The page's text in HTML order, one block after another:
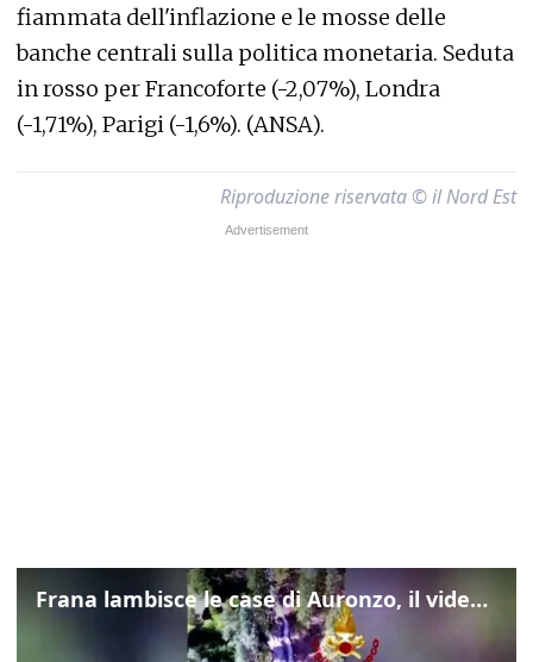
fiammata dell'inflazione e le mosse delle
banche centrali sulla politica monetaria. Seduta
in rosso per Francoforte (-2,07%), Londra
(-1,71%), Parigi (-1,6%). (ANSA).
Riproduzione riservata © il Nord Est
Frana lambisce le case di Auronzo, il video dall'elicottero dei vigili del fuoco